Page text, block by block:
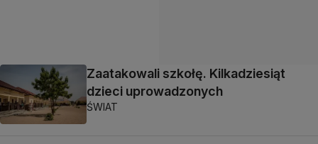
Zaatakowali szkołę. Kilkadziesiąt
dzieci uprowadzonych
ŚWIAT